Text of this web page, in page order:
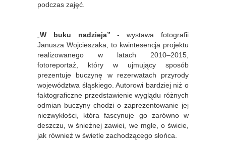
podczas zajęć.
W buku nadzieja” - wystawa fotografii
Janusza Wojcieszaka, to kwintesencja projektu
realizowanego w latach 2010–2015,
fotoreportaż, który w ujmujący sposób
prezentuje buczynę w rezerwatach przyrody
województwa śląskiego. Autorowi bardziej niż o
faktograficzne przedstawienie wyglądu różnych
odmian buczyny chodzi o zaprezentowanie jej
niezwykłości, która fascynuje go zarówno w
deszczu, w śnieżnej zawiei, we mgle, o świcie,
jak również w świetle zachodzącego słońca.